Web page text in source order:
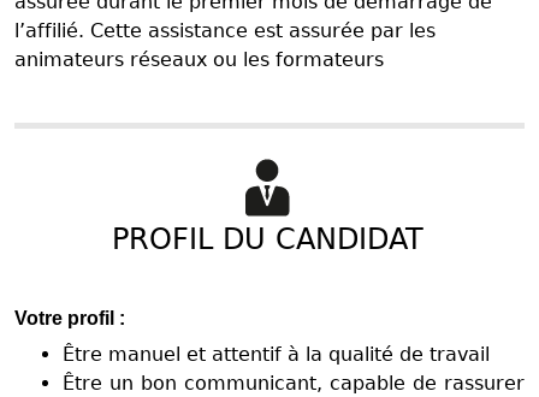
l’affilié. Cette assistance est assurée par les
animateurs réseaux ou les formateurs
PROFIL DU CANDIDAT
Votre profil :
Être manuel et attentif à la qualité de travail
Être un bon communicant, capable de rassurer